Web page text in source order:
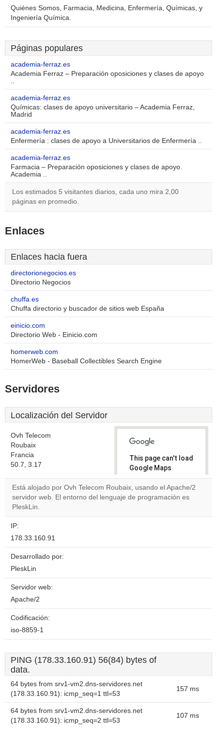
Quiénes Somos, Farmacia, Medicina, Enfermería, Químicas, y
Ingeniería Química.
Páginas populares
academia-ferraz.es
Academia Ferraz – Preparación oposiciones y clases de apoyo
..
academia-ferraz.es
Químicas: clases de apoyo universitario – Academia Ferraz,
Madrid
academia-ferraz.es
Enfermería : clases de apoyo a Universitarios de Enfermería ..
academia-ferraz.es
Farmacia – Preparación oposiciones y clases de apoyo.
Academia ..
Los estimados 5 visitantes diarios, cada uno mira 2,00
páginas en promedio.
Enlaces
Enlaces hacia fuera
directorionegocios.es
Directorio Negocios
chuffa.es
Chuffa directorio y buscador de sitios web España
einicio.com
Directorio Web - Einicio.com
homerweb.com
HomerWeb - Baseball Collectibles Search Engine
Servidores
Localización del Servidor
Ovh Telecom
Roubaix
Francia
50.7, 3.17
This page can't load
Google Maps
correctly.
Do you
Está alojado por Ovh Telecom Roubaix, usando el Apache/2
servidor web. El entorno del lenguaje de programación es
PleskLin.
IP:
178.33.160.91
Desarrollado por:
PleskLin
Servidor web:
Apache/2
Codificación:
iso-8859-1
PING (178.33.160.91) 56(84) bytes of
data.
64 bytes from srv1-vm2.dns-servidores.net
(178.33.160.91): icmp_seq=1 ttl=53
157 ms
64 bytes from srv1-vm2.dns-servidores.net
(178.33.160.91): icmp_seq=2 ttl=53
107 ms